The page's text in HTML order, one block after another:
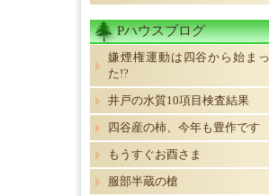
Pハウスブログ
嫌煙権運動は四谷から始まっ
た!?
井戸の水質10項目検査結果
四谷産の柿、今年も豊作です
もうすぐお酉さま
服部半蔵の槍